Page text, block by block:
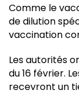
Comme le
de dilution
vaccination
Les autorités
du 16 février.
recevront un